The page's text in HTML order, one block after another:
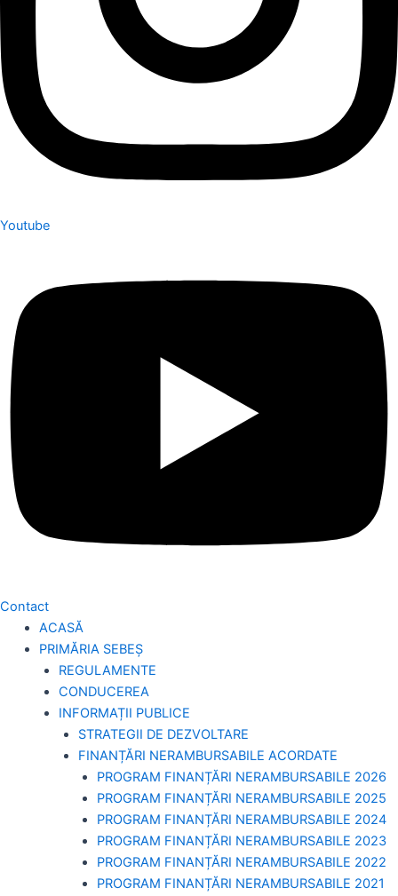
Youtube
Contact
ACASĂ
PRIMĂRIA SEBEȘ
REGULAMENTE
CONDUCEREA
INFORMAȚII PUBLICE
STRATEGII DE DEZVOLTARE
FINANȚĂRI NERAMBURSABILE ACORDATE
PROGRAM FINANȚĂRI NERAMBURSABILE 2026
PROGRAM FINANȚĂRI NERAMBURSABILE 2025
PROGRAM FINANȚĂRI NERAMBURSABILE 2024
PROGRAM FINANȚĂRI NERAMBURSABILE 2023
PROGRAM FINANȚĂRI NERAMBURSABILE 2022
PROGRAM FINANȚĂRI NERAMBURSABILE 2021